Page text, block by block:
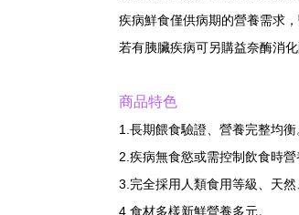
疾病鮮食僅供病期的營養需求
若有胰臟疾病可另購益奈酶消
商品特色
1.長期餵食驗證、營養完整均衡
2.疾病無食慾或需控制飲食時營
3.完全採用人類食用等級、天然
4.食材多樣新鮮營養多元。